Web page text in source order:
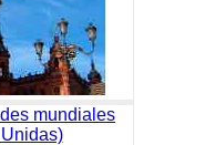
mundiales